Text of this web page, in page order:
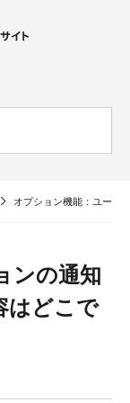
オプション機能：ユーザ
ンの通知
はどこで